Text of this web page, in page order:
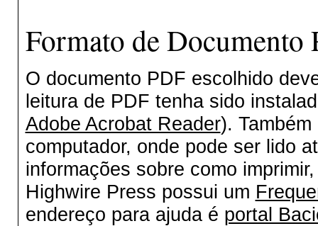
Formato de
O documento PDF escolhido
leitura de PDF tenha sido
Adobe Acrobat Reader).
computador, onde pode ser lido
informações sobre como
Highwire Press possui um
endereço para ajuda é portal